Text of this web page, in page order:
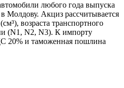
любого года выпуска
Молдову. Акциз рассчитывается
возраста транспортного
(N1, N2, N3). К импорту
20% и таможенная пошлина